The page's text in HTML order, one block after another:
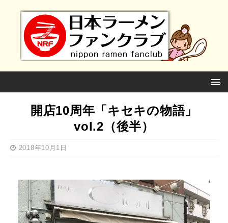
開店10周年「キセキの物語」
vol.2（後半）
2018年10月1日